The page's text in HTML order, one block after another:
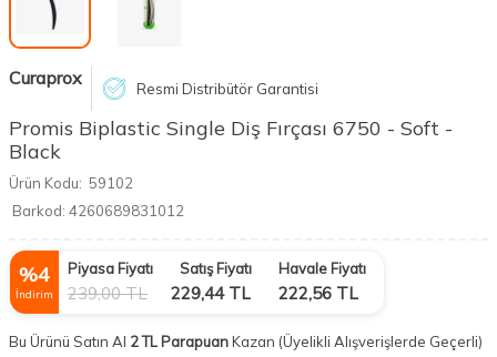
Curaprox Resmi Distribütör Garantisi
Promis Biplastic Single Diş Fırçası 6750 - Soft -
Black
Ürün Kodu: 59102
Barkod: 4260689831012
%4
İndirim
Piyasa Fiyatı
239,00TL
Satış Fiyatı
229,44TL
Havale Fiyatı
222,56 TL
Bu Ürünü Satın Al 2 TL ParapuanKazan (Üyelikli Alışverişlerde Geçerli)